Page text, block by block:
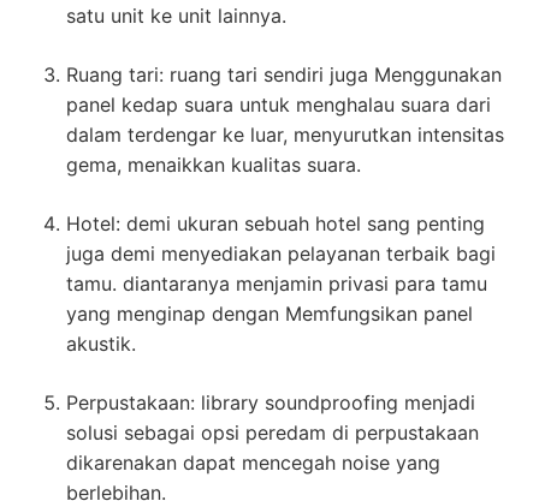
satu unit ke unit lainnya.
Ruang tari: ruang tari sendiri juga Menggunakan
panel kedap suara untuk menghalau suara dari
dalam terdengar ke luar, menyurutkan intensitas
gema, menaikkan kualitas suara.
Hotel: demi ukuran sebuah hotel sang penting
juga demi menyediakan pelayanan terbaik bagi
tamu. diantaranya menjamin privasi para tamu
yang menginap dengan Memfungsikan panel
akustik.
Perpustakaan: library soundproofing menjadi
solusi sebagai opsi peredam di perpustakaan
dikarenakan dapat mencegah noise yang
berlebihan.